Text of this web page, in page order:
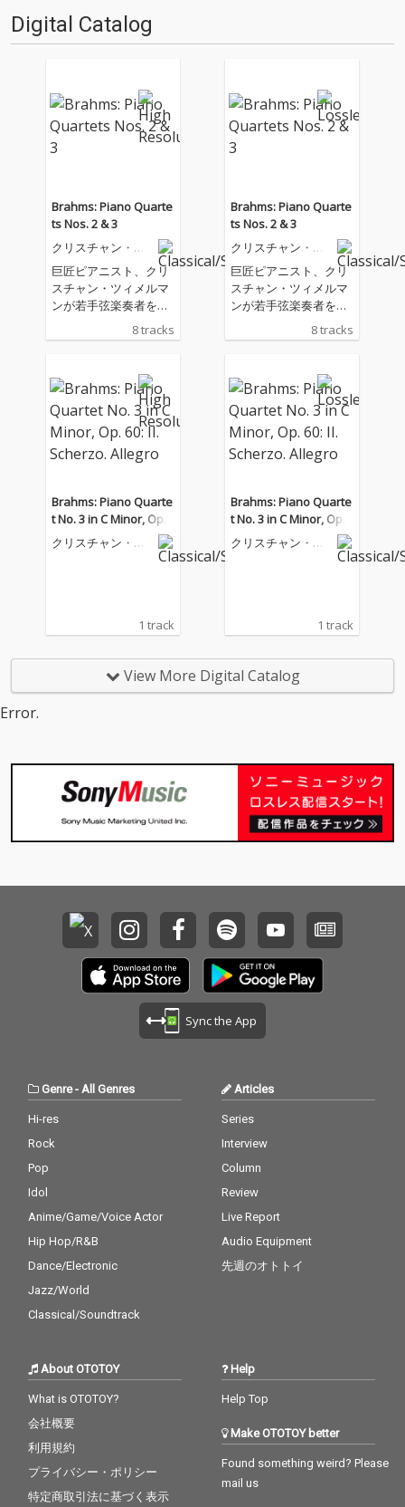
Digital Catalog
Brahms: Piano Quarte
ts Nos. 2 & 3
クリスチャン・ツ
巨匠ピアニスト、クリ
スチャン・ツィメルマ
ンが若手弦楽奏者を共
演者に迎えたブラーム
スの室内楽アルバム。
出身のヴァイオリニス
ト、マリア・ノーヴァ
クとヴィオリストのカ
タージナ・ブドニク=
ガラズカ、そして日本
人チェリストの岡本 侑
8 tracks
Brahms: Piano Quarte
ts Nos. 2 & 3
クリスチャン・ツ
巨匠ピアニスト、クリ
スチャン・ツィメルマ
ンが若手弦楽奏者を共
演者に迎えたブラーム
スの室内楽アルバム。
出身のヴァイオリニス
ト、マリア・ノーヴァ
クとヴィオリストのカ
タージナ・ブドニク=
ガラズカ、そして日本
人チェリストの岡本 侑
8 tracks
Brahms: Piano Quarte
t No. 3 in C Minor, Op.
60: II. Scherzo. Allegro
クリスチャン・ツ
1 track
Brahms: Piano Quarte
t No. 3 in C Minor, Op.
60: II. Scherzo. Allegro
クリスチャン・ツ
1 track
View More Digital Catalog
Error.
Sync the App
Genre- All Genres
Hi-res
Rock
Pop
Idol
Anime/Game/Voice Actor
Hip Hop/R&B
Dance/Electronic
Jazz/World
Classical/Soundtrack
Articles
Series
Interview
Column
Review
Live Report
Audio Equipment
先週のオトトイ
About OTOTOY
What is OTOTOY?
会社概要
利用規約
プライバシー・ポリシー
特定商取引法に基づく表示
Help
Help Top
Make OTOTOY better
Found something weird? Please
mail us